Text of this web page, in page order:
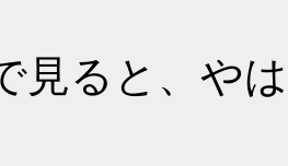
見ると、や